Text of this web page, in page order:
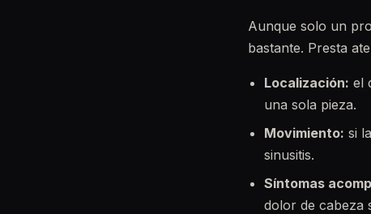
Aunque solo un
bastante. Presta
Localización: el
una sola pieza.
Movimiento: si
sinusitis.
Síntomas
dolor de cabeza